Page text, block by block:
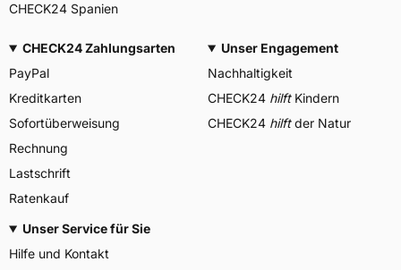
CHECK24 Spanien
CHECK24 Zahlungsarten
PayPal
Kreditkarten
Sofortüberweisung
Rechnung
Lastschrift
Ratenkauf
Unser Engagement
Nachhaltigkeit
CHECK24 hilftKindern
CHECK24 hilftder Natur
Unser Service für Sie
Hilfe und Kontakt